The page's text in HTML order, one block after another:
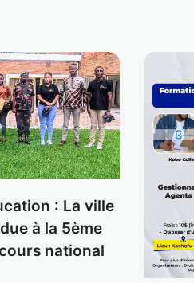
: La ville
à la 5ème
national